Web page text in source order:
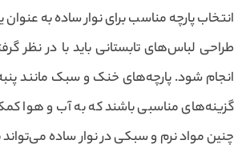
انتخاب پارچه مناسب برای نوار ساده به
طراحی لباس‌های تابستانی باید با در نظر
انجام شود. پارچه‌های خنک و سبک مانند
گزینه‌های مناسبی باشند که به آب و هوا
چنین مواد نرم و سبکی در نوار ساده